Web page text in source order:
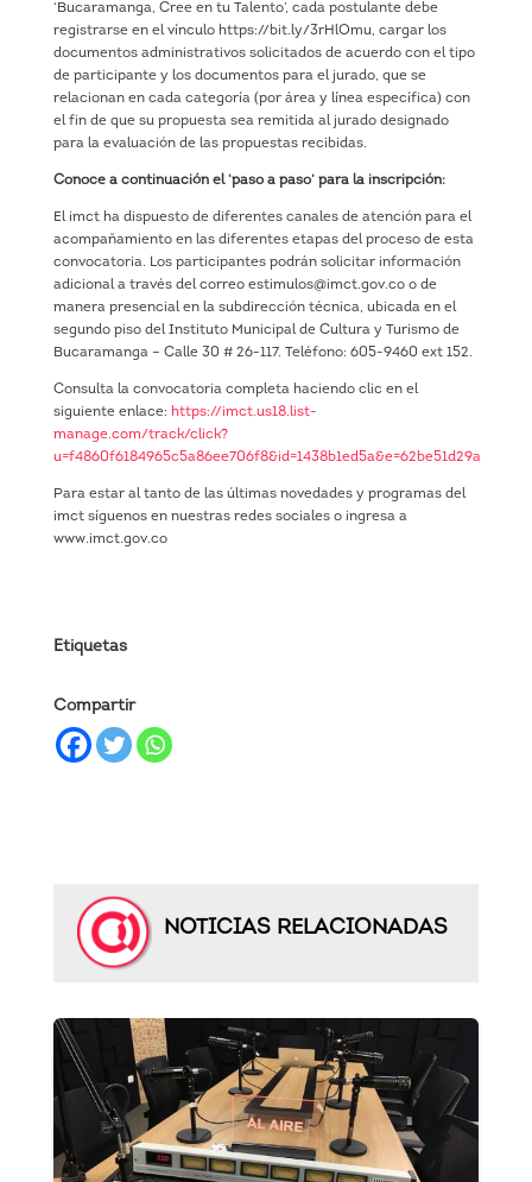
‘Bucaramanga, Cree en tu Talento’, cada postulante debe
registrarse en el vínculo https://bit.ly/3rHlOmu, cargar los
documentos administrativos solicitados de acuerdo con el tipo
de participante y los documentos para el jurado, que se
relacionan en cada categoría (por área y línea específica) con
el fin de que su propuesta sea remitida al jurado designado
para la evaluación de las propuestas recibidas.
Conoce a continuación el ‘paso a paso’ para la inscripción:
El imct ha dispuesto de diferentes canales de atención para el
acompañamiento en las diferentes etapas del proceso de esta
convocatoria. Los participantes podrán solicitar información
adicional a través del correo estimulos@imct.gov.co o de
manera presencial en la subdirección técnica, ubicada en el
segundo piso del Instituto Municipal de Cultura y Turismo de
Bucaramanga – Calle 30 # 26-117. Teléfono: 605-9460 ext 152.
Consulta la convocatoria completa haciendo clic en el
siguiente enlace: https://imct.us18.list-
manage.com/track/click?
u=f4860f6184965c5a86ee706f8&id=1438b1ed5a&e=62be51d29a
Para estar al tanto de las últimas novedades y programas del
imct síguenos en nuestras redes sociales o ingresa a
www.imct.gov.co
Etiquetas
Compartir
NOTICIAS RELACIONADAS